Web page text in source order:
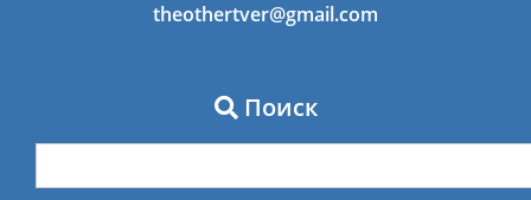
theothertver@gmail.com
Поиск